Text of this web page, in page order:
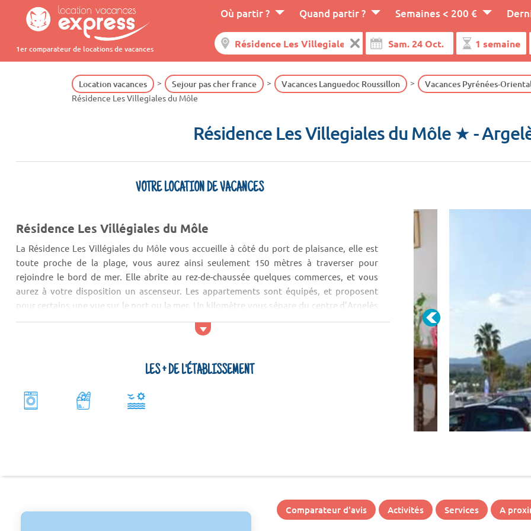
1er comparateur de locations de vacances
Où partir ? Quand partir ? Semaines < 200 €
Location vacances Sejour pas cher france Vacances Languedoc Roussillon Vacances Pyrénées-
Résidence Les Villegiales du Môle
Résidence Les Villegiales du Môle ★-
VOTRE LOCATION DE VACANCES
Résidence Les Villégiales du Môle
La Résidence Les Villégiales du Môle vous accueille à côté du port de plaisance, elle est
toute proche de la plage, vous aurez ainsi seulement 150 mètres à traverser pour
rejoindre le bord de mer. Elle abrite au rez-de-chaussée quelques commerces, et vous
aurez à votre disposition un ascenseur. Les appartements sont équipés, et proposent
pour certains une vue sur le port ou la mer. Un kilomètre vous sépare du centre d’Argelès
sur Mer.
LES + DE L'ÉTABLISSEMENT
Comparateur d'avis Activités Services A